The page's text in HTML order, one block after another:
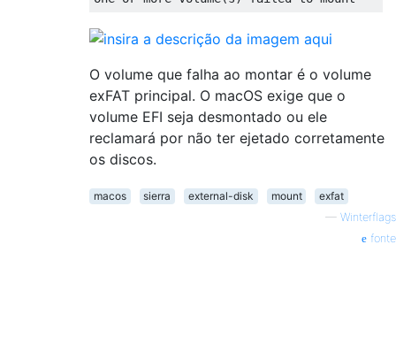
O volume que falha ao montar é o volume
exFAT principal. O macOS exige que o
volume EFI seja desmontado ou ele
reclamará por não ter ejetado corretamente
os discos.
macos sierra external-disk mount
exfat
— Winterflags
fonte